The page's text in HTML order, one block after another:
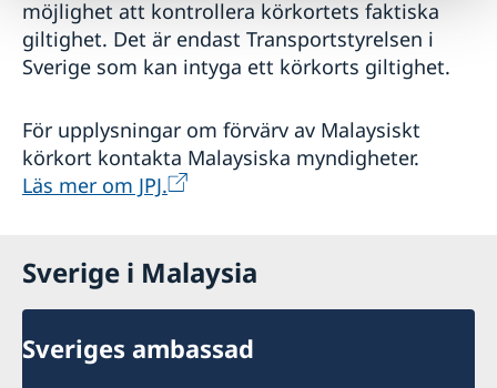
möjlighet att kontrollera körkortets faktiska
giltighet. Det är endast Transportstyrelsen i
Sverige som kan intyga ett körkorts giltighet.
För upplysningar om förvärv av Malaysiskt
körkort kontakta Malaysiska myndigheter.
Läs mer om JPJ.
Sverige i Malaysia
Sveriges ambassad